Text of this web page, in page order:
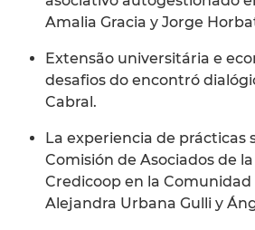
Amalia Gracia y Jorge
Extensão universitária e
desafios do encontró
Cabral.
La experiencia de prácticas
Comisión de Asociados de
Credicoop en la Comunidad
Alejandra Urbana Gulli y